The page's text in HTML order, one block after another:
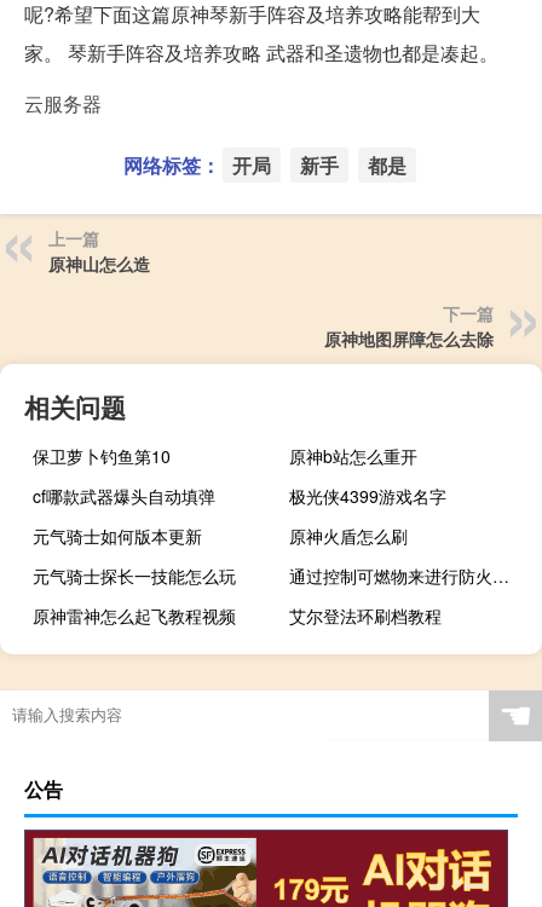
呢?希望下面这篇原神琴新手阵容及培养攻略能帮到大
家。 琴新手阵容及培养攻略 武器和圣遗物也都是凑起。
云服务器
网络标签： 开局 新手 都是
上一篇
原神山怎么造
下一篇
原神地图屏障怎么去除
相关问题
保卫萝卜钓鱼第10
原神b站怎么重开
cf哪款武器爆头自动填弹
极光侠4399游戏名字
元气骑士如何版本更新
原神火盾怎么刷
元气骑士探长一技能怎么玩
通过控制可燃物来进行防火的措施有
原神雷神怎么起飞教程视频
艾尔登法环刷档教程
☚
公告